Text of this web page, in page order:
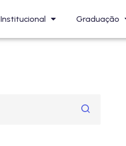
Institucional Graduação